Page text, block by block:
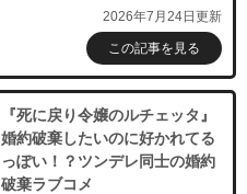
2026年7月24日更新
この記事を見る
『死に戻り令嬢のルチェッタ』
婚約破棄したいのに好かれてる
っぽい！？ツンデレ同士の婚約
破棄ラブコメ